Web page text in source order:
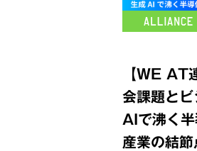
【WE AT
会課題と
AIで沸く
産業の結節